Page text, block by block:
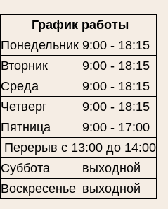
График работы
Понедельник 9:00 - 18:15
Вторник
9:00 - 18:15
Среда
9:00 - 18:15
Четверг
9:00 - 18:15
Пятница
9:00 - 17:00
Перерыв с 13:00 до 14:00
Суббота
выходной
Воскресенье выходной